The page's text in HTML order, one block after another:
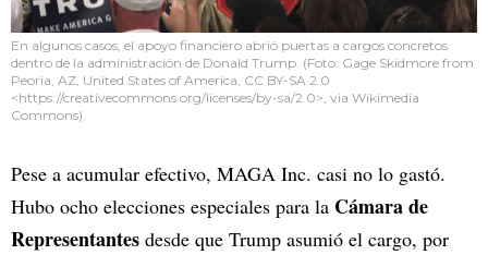
En algunos casos, el apoyo financiero abrió puertas a cargos concretos
dentro de la administración de Donald Trump. (Foto: Gage Skidmore from
Peoria, AZ, United States of America, CC BY-SA 2.0
<https://creativecommons.org/licenses/by-sa/2.0>, via Wikimedia
Commons).
Pese a acumular efectivo, MAGA Inc. casi no lo gastó.
Hubo ocho elecciones especiales para la Cámara de
Representantes desde que Trump asumió el cargo, por